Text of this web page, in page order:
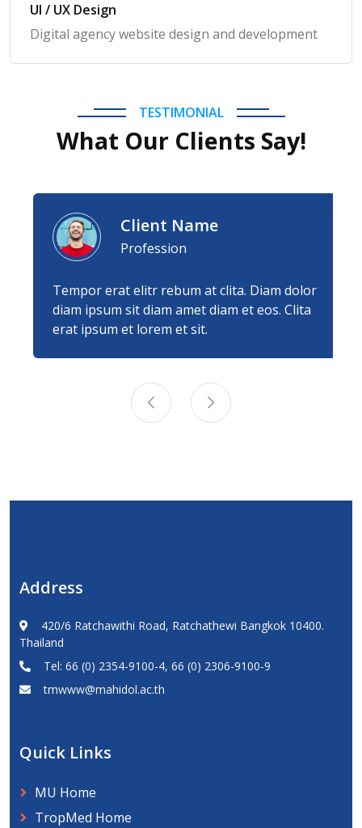
UI / UX Design
Digital agency website design and development
TESTIMONIAL
What Our Clients Say!
Client Name
Profession
Tempor erat elitr rebum at clita. Diam dolor
diam ipsum sit diam amet diam et eos. Clita
erat ipsum et lorem et sit.
Address
420/6 Ratchawithi Road, Ratchathewi Bangkok 10400.
Thailand
Tel: 66 (0) 2354-9100-4, 66 (0) 2306-9100-9
tmwww@mahidol.ac.th
Quick Links
MU Home
TropMed Home